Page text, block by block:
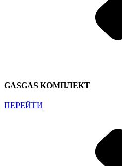
GASGAS КОМПЛЕКТ
ПЕРЕЙТИ